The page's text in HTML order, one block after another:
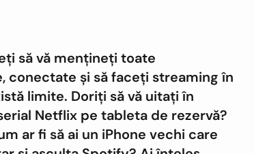
să vă mențineți toate
conectate și să faceți streaming în
limite. Doriți să vă uitați în
Netflix pe tableta de rezervă?
ar fi să ai un iPhone vechi care